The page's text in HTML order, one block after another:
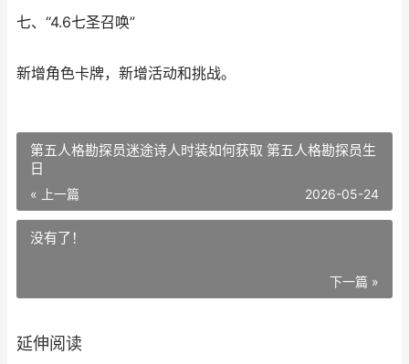
七、“4.6七圣召唤”
新增角色卡牌，新增活动和挑战。
第五人格勘探员迷途诗人时装如何获取 第五人格勘探员生
日
« 上一篇 2026-05-24
没有了！
下一篇 »
延伸阅读